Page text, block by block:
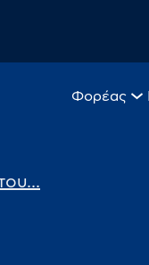
Φορέας